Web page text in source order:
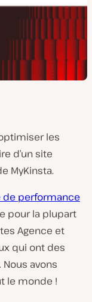
les
d’un site
MyKinsta.
performance
pour la plupart
Agence et
qui ont des
avons
le monde !